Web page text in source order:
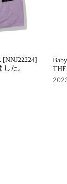
[NNJ22224]
した。